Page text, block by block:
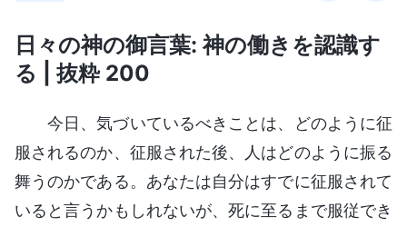
日々の神の御言葉: 神の働きを認識す
る | 抜粋 200
今日、気づいているべきことは、どのように征
服されるのか、征服された後、人はどのように振る
舞うのかである。あなたは自分はすでに征服されて
いると言うかもしれないが、死に至るまで服従でき